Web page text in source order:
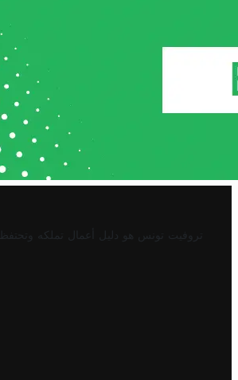
تروفيت تونس هو دليل أعمال تملكه